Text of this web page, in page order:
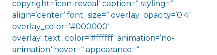
copyright=’icon-reveal‘ caption=“ styling=“
align=’center‘ font_size=“ overlay_opacity=’0.4′
overlay_color=’#000000′
overlay_text_color=’#ffffff‘ animation=’no-
animation‘ hover=“ appearance=“